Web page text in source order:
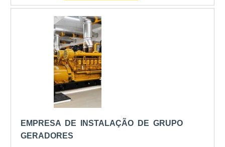
podem ser encontrados diferentes modelos de
gerador no mercado, já que em alguns
empreendimentos o uso do dispositivo chega a
ser obrigatório, uma vez que eles garantem a
continuidade dos processos nas fábricas,
evitando perdas de matéria-prima.Com tanta
importância desses produtos no mercado, é
indispensável contar com uma empresa
locadora especializada, visando adquirir o
aluguel dos geradores. Isso porque ela atua
com parceiros confiáveis e indicará o modelo
EMPRESA DE INSTALAÇÃO DE GRUPO
GERADORES